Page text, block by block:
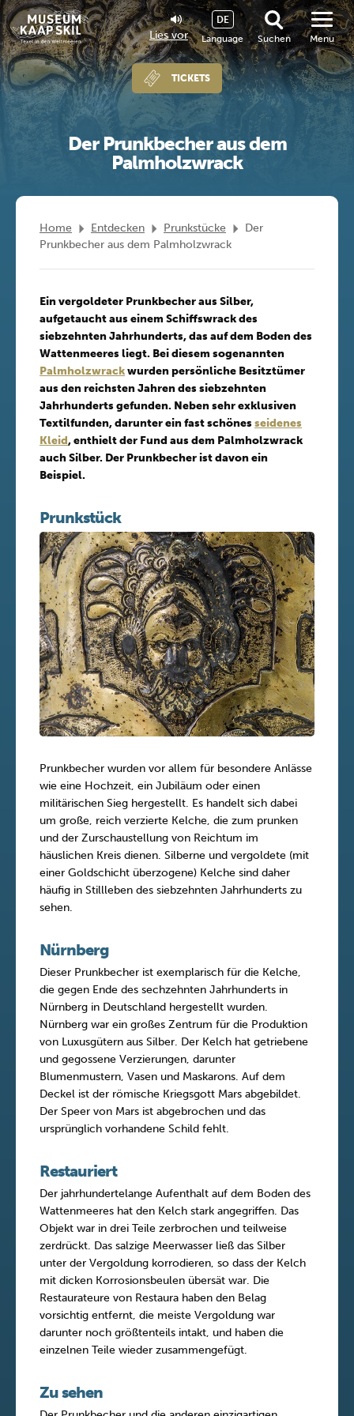
Lies vor Language
DE
Suchen
TICKETS
Menu
Der Prunkbecher aus dem
Palmholzwrack
Home Entdecken Prunkstücke
Der
Prunkbecher aus dem Palmholzwrack
Ein vergoldeter Prunkbecher aus Silber,
aufgetaucht aus einem Schiffswrack des
siebzehnten Jahrhunderts, das auf dem Boden des
Wattenmeeres liegt. Bei diesem sogenannten
Palmholzwrackwurden persönliche Besitztümer
aus den reichsten Jahren des siebzehnten
Jahrhunderts gefunden. Neben sehr exklusiven
Textilfunden, darunter ein fast schönesseidenes
Kleid, enthielt der Fund aus dem Palmholzwrack
auch Silber. Der Prunkbecher ist davon ein
Beispiel.
Prunkstück
Prunkbecher wurden vor allem für besondere Anlässe
wie eine Hochzeit, ein Jubiläum oder einen
militärischen Sieg hergestellt. Es handelt sich dabei
um große, reich verzierte Kelche, die zum prunken
und der Zurschaustellung von Reichtum im
häuslichen Kreis dienen. Silberne und vergoldete (mit
einer Goldschicht überzogene) Kelche sind daher
häufig in Stillleben des siebzehnten Jahrhunderts zu
sehen.
Nürnberg
Dieser Prunkbecher ist exemplarisch für die Kelche,
die gegen Ende des sechzehnten Jahrhunderts in
Nürnberg in Deutschland hergestellt wurden.
Nürnberg war ein großes Zentrum für die Produktion
von Luxusgütern aus Silber. Der Kelch hat getriebene
und gegossene Verzierungen, darunter
Blumenmustern, Vasen und Maskarons. Auf dem
Deckel ist der römische Kriegsgott Mars abgebildet.
Der Speer von Mars ist abgebrochen und das
ursprünglich vorhandene Schild fehlt.
Restauriert
Der jahrhundertelange Aufenthalt auf dem Boden des
Wattenmeeres hat den Kelch stark angegriffen. Das
Objekt war in drei Teile zerbrochen und teilweise
zerdrückt. Das salzige Meerwasser ließ das Silber
unter der Vergoldung korrodieren, so dass der Kelch
mit dicken Korrosionsbeulen übersät war. Die
Restaurateure von Restaura haben den Belag
vorsichtig entfernt, die meiste Vergoldung war
darunter noch größtenteils intakt, und haben die
einzelnen Teile wieder zusammengefügt.
Zu sehen